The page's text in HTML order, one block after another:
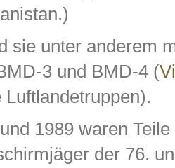
sie unter anderem
3 und BMD-4 (
Luftlandetruppen).
1989 waren
der 76.